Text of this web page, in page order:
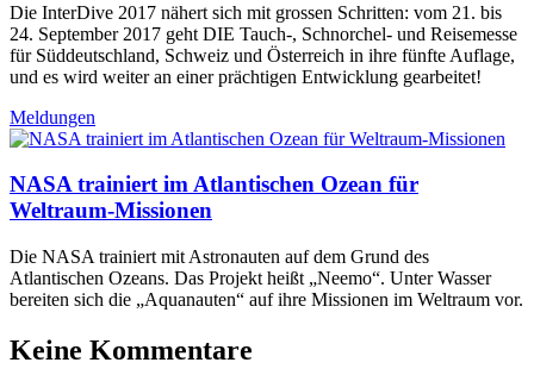
Die InterDive 2017 nähert sich mit grossen Schritten: vom 21. bis
24. September 2017 geht DIE Tauch-, Schnorchel- und Reisemesse
für Süddeutschland, Schweiz und Österreich in ihre fünfte Auflage,
und es wird weiter an einer prächtigen Entwicklung gearbeitet!
Meldungen
NASA trainiert im Atlantischen Ozean für
Weltraum-Missionen
Die NASA trainiert mit Astronauten auf dem Grund des
Atlantischen Ozeans. Das Projekt heißt „Neemo“. Unter Wasser
bereiten sich die „Aquanauten“ auf ihre Missionen im Weltraum vor.
Keine Kommentare